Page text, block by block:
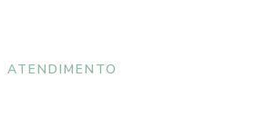
ATENDIMENTO